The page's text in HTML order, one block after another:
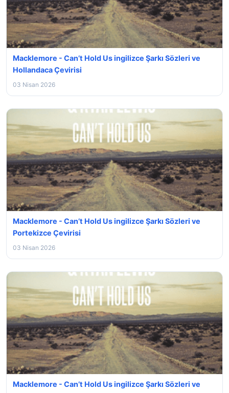
Macklemore - Can’t Hold Us ingilizce Şarkı Sözleri ve
Hollandaca Çevirisi
03 Nisan 2026
Macklemore - Can’t Hold Us ingilizce Şarkı Sözleri ve
Portekizce Çevirisi
03 Nisan 2026
Macklemore - Can’t Hold Us ingilizce Şarkı Sözleri ve